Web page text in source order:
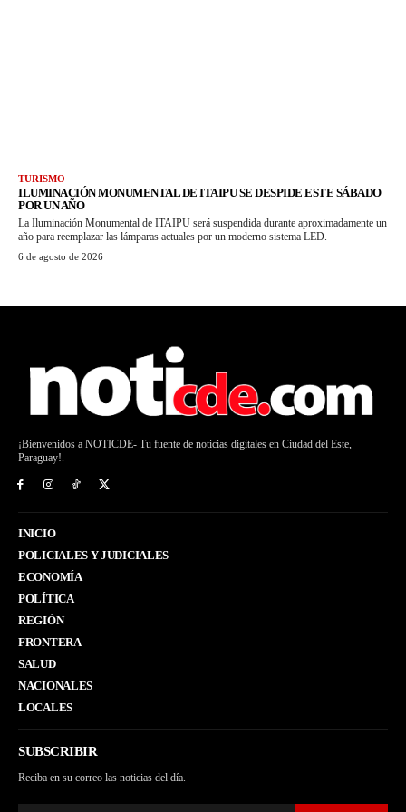
TURISMO
ILUMINACIÓN MONUMENTAL DE ITAIPU SE DESPIDE ESTE SÁBADO
POR UN AÑO
La Iluminación Monumental de ITAIPU será suspendida durante aproximadamente un
año para reemplazar las lámparas actuales por un moderno sistema LED.
6 de agosto de 2026
¡Bienvenidos a NOTICDE- Tu fuente de noticias digitales en Ciudad del Este,
Paraguay!.
INICIO
POLICIALES Y JUDICIALES
ECONOMÍA
POLÍTICA
REGIÓN
FRONTERA
SALUD
NACIONALES
LOCALES
SUBSCRIBIR
Reciba en su correo las noticias del día.